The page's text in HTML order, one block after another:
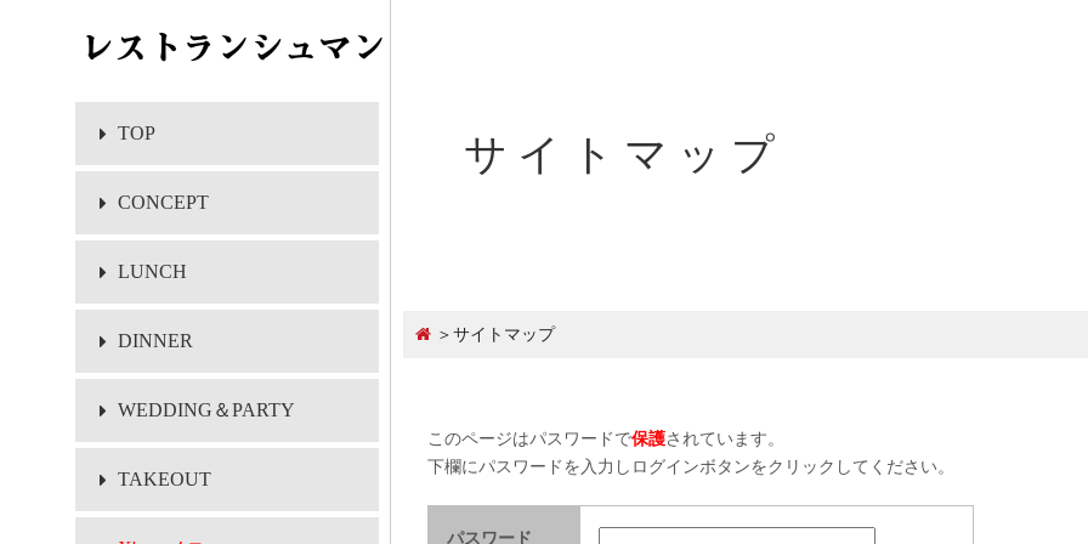
TOP
CONCEPT
LUNCH
DINNER
WEDDING＆PARTY
TAKEOUT
サイトマップ
＞ サイトマップ
このページはパスワードで保護されています。
下欄にパスワードを入力しログインボタンをクリックしてください。
パスワード